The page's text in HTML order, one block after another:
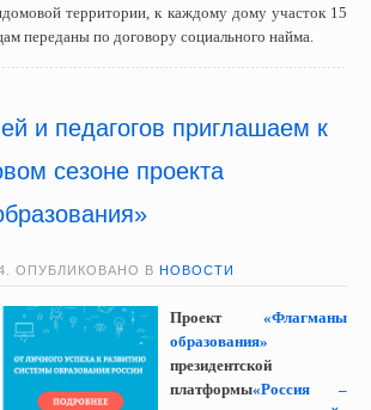
территории, к каждому дому участок 15
переданы по договору социального найма.
и педагогов приглашаем к
сезоне проекта
. ОПУБЛИКОВАНО В НОВОСТИ
Проект
«Флагманы
образования»
президентской
платформы«Россия –